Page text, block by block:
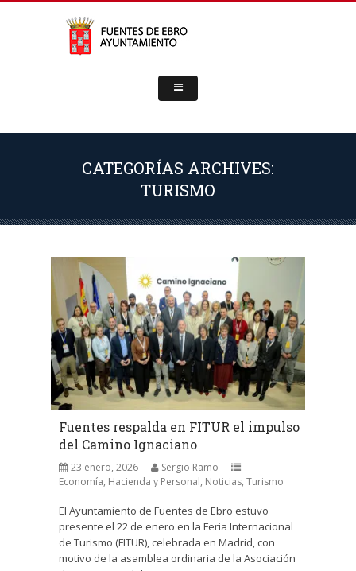
CATEGORÍAS ARCHIVES:
TURISMO
Fuentes respalda en FITUR el impulso
del Camino Ignaciano
23 enero, 2026
Sergio Ramo
Economía, Hacienda y Personal, Noticias, Turismo
El Ayuntamiento de Fuentes de Ebro estuvo
presente el 22 de enero en la Feria Internacional
de Turismo (FITUR), celebrada en Madrid, con
motivo de la asamblea ordinaria de la Asociación